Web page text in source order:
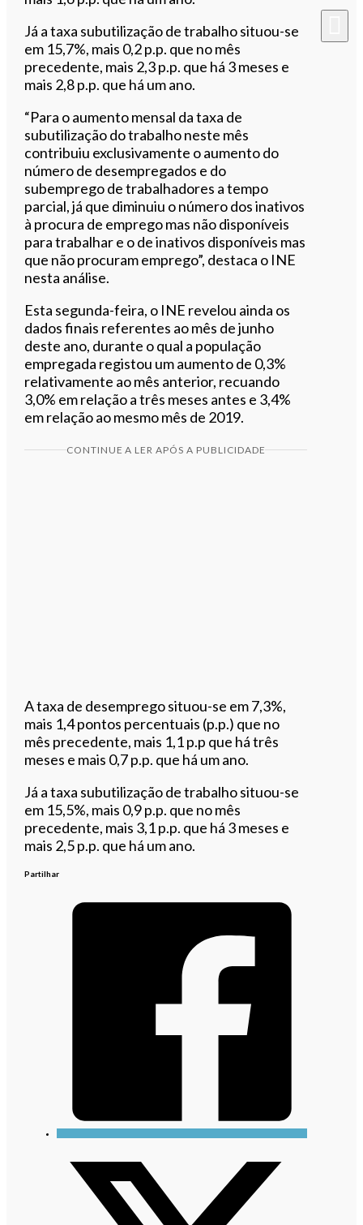
Já a taxa subutilização de trabalho situou-se
em 15,7%, mais 0,2 p.p. que no mês
precedente, mais 2,3 p.p. que há 3 meses e
mais 2,8 p.p. que há um ano.
“Para o aumento mensal da taxa de
subutilização do trabalho neste mês
contribuiu exclusivamente o aumento do
número de desempregados e do
subemprego de trabalhadores a tempo
parcial, já que diminuiu o número dos inativos
à procura de emprego mas não disponíveis
para trabalhar e o de inativos disponíveis mas
que não procuram emprego”, destaca o INE
nesta análise.
Esta segunda-feira, o INE revelou ainda os
dados finais referentes ao mês de junho
deste ano, durante o qual a população
empregada registou um aumento de 0,3%
relativamente ao mês anterior, recuando
3,0% em relação a três meses antes e 3,4%
em relação ao mesmo mês de 2019.
CONTINUE A LER APÓS A PUBLICIDADE
A taxa de desemprego situou-se em 7,3%,
mais 1,4 pontos percentuais (p.p.) que no
mês precedente, mais 1,1 p.p que há três
meses e mais 0,7 p.p. que há um ano.
Já a taxa subutilização de trabalho situou-se
em 15,5%, mais 0,9 p.p. que no mês
precedente, mais 3,1 p.p. que há 3 meses e
mais 2,5 p.p. que há um ano.
Partilhar